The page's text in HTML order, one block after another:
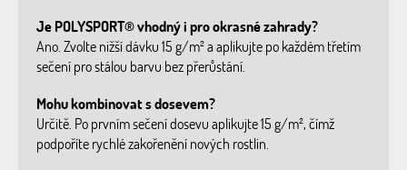
Je POLYSPORT® vhodný i pro okrasné zahrady?
Ano. Zvolte nižší dávku 15 g/m² a aplikujte po každém třetím
sečení pro stálou barvu bez přerůstání.
Mohu kombinovat s dosevem?
Určitě. Po prvním sečení dosevu aplikujte 15 g/m², čímž
podpoříte rychlé zakořenění nových rostlin.